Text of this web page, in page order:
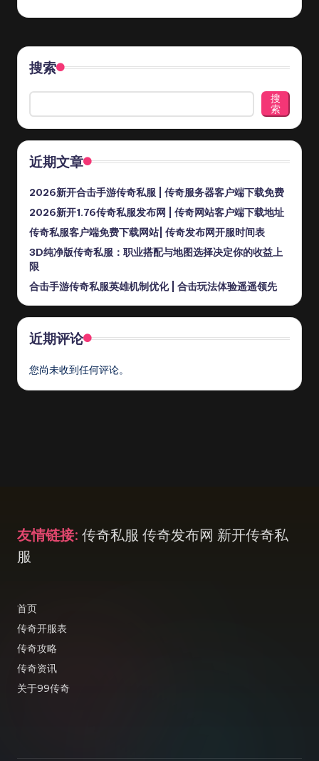
搜索
搜
索
近期文章
2026新开合击手游传奇私服 | 传奇服务器客户端下载免费
2026新开1.76传奇私服发布网 | 传奇网站客户端下载地址
传奇私服客户端免费下载网站| 传奇发布网开服时间表
3D纯净版传奇私服：职业搭配与地图选择决定你的收益上
限
合击手游传奇私服英雄机制优化 | 合击玩法体验遥遥领先
近期评论
您尚未收到任何评论。
友情链接: 传奇私服 传奇发布网 新开传奇私
服
首页
传奇开服表
传奇攻略
传奇资讯
关于99传奇